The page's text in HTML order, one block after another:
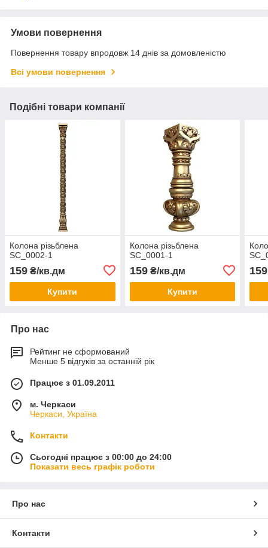
Умови повернення
Повернення товару впродовж 14 днів за домовленістю
Всі умови повернення
Подібні товари компанії
Колона різьблена
SC_0002-1
159 ₴/кв.дм
Купити
Колона різьблена
SC_0001-1
159₴/кв.дм
Купити
159
Про нас
Рейтинг не сформований
Менше 5 відгуків за останній рік
Працює з 01.09.2011
м. Черкаси
Черкаси, Україна
Контакти
Сьогодні працює з 00:00 до 24:00
Показати весь графік роботи
Про нас
Контакти